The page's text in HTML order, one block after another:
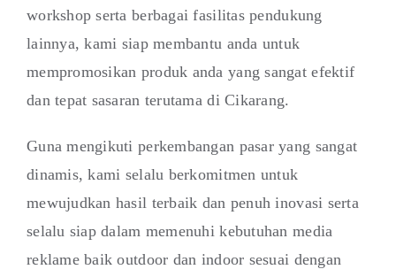
workshop serta berbagai fasilitas pendukung
lainnya, kami siap membantu anda untuk
mempromosikan produk anda yang sangat efektif
dan tepat sasaran terutama di Cikarang.
Guna mengikuti perkembangan pasar yang sangat
dinamis, kami selalu berkomitmen untuk
mewujudkan hasil terbaik dan penuh inovasi serta
selalu siap dalam memenuhi kebutuhan media
reklame baik outdoor dan indoor sesuai dengan